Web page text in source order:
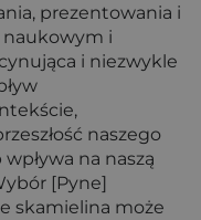
prezentowania i
naukowym i
i niezwykle
naszego
na naszą
[Pyne]
skamielina może